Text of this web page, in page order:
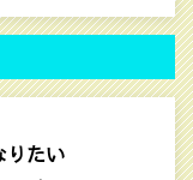
りたい